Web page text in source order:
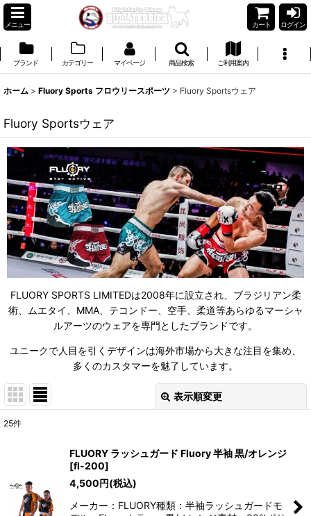
メニュー カート ログイン
ブランド カテゴリー マイページ 商品検索 ご利用案内
ホーム > Fluory Sports フロウリースポーツ > Fluory Sportsウェア
Fluory Sportsウェア
FLUORY SPORTS LIMITEDは2008年に設立され、ブラジリアン柔
術、ムエタイ、MMA、テコンドー、空手、柔道等あらゆるマーシャ
ルアーツのウェアを専門としたブランドです。
ユニークで人目を引くデザインは海外市場から大きな注目を集め、
多くのカスタマーを魅了しています。
表示順変更
絞り込む
25件
FLUORY ラッシュガード Fluory 半袖 黒/オレンジ
[fl-200]
4,500円(税込)
メーカー：FLUORY種類：半袖ラッシュガードモ